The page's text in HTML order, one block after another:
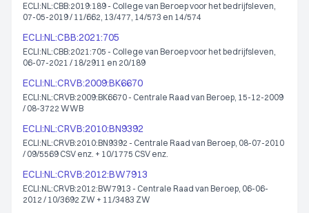
ECLI:NL:CBB:2019:189 - College van Beroep voor het bedrijfsleven,
07-05-2019 / 11/662, 13/477, 14/573 en 14/574
ECLI:NL:CBB:2021:705
ECLI:NL:CBB:2021:705 - College van Beroep voor het bedrijfsleven,
06-07-2021 / 18/2911 en 20/189
ECLI:NL:CRVB:2009:BK6670
ECLI:NL:CRVB:2009:BK6670 - Centrale Raad van Beroep, 15-12-2009
/ 08-3722 WWB
ECLI:NL:CRVB:2010:BN9392
ECLI:NL:CRVB:2010:BN9392 - Centrale Raad van Beroep, 08-07-2010
/ 09/5569 CSV enz. + 10/1775 CSV enz.
ECLI:NL:CRVB:2012:BW7913
ECLI:NL:CRVB:2012:BW7913 - Centrale Raad van Beroep, 06-06-
2012 / 10/3692 ZW + 11/3483 ZW